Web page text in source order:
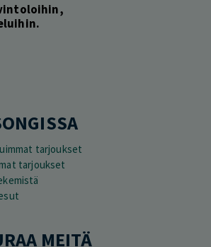
tarjoukset
tarjoukset
MEITÄ